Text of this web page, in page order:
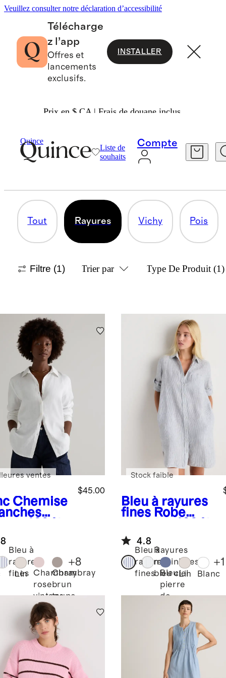
Veuillez consulter notre déclaration d’accessibilité
Télécharge
z l’app
Offres et
lancements
exclusifs.
INSTALLER
Prix en $ CA | Frais de douane inclus.
Quince
Liste de
souhaits
Compte
Motifs Revisités
RAYURES
Tout Rayures Vichy Pois
Filtre (1) Trier par Type De Produit (1)
Chemise
$45.00
ventes
Bleu à
rayures
fines
Lin
Chambray
rose
vintage
Chambray
brun
taupe
+8
Bleu à rayures
fines Robe
lin européen
Stock faible
4.8
Bleu à
rayures
fines
Rayures
marinières
bleu ciel
Bleu
pierre
de
Lin Blanc
+1